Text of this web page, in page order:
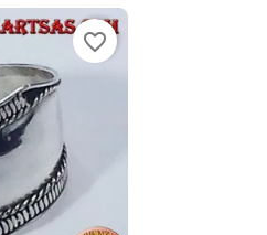
favorite_border